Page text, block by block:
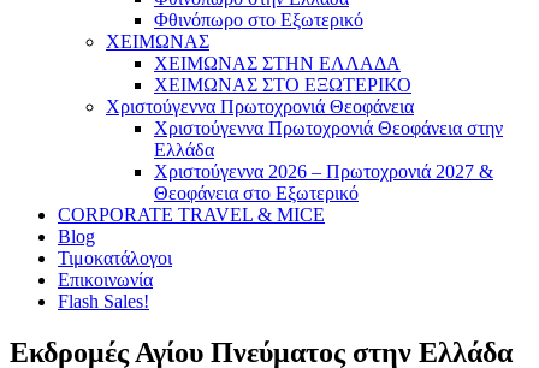
Φθινόπωρο στο Εξωτερικό
ΧΕΙΜΩΝΑΣ
ΧΕΙΜΩΝΑΣ ΣΤΗΝ ΕΛΛΑΔΑ
ΧΕΙΜΩΝΑΣ ΣΤΟ ΕΞΩΤΕΡΙΚΟ
Χριστούγεννα Πρωτοχρονιά Θεοφάνεια
Χριστούγεννα Πρωτοχρονιά Θεοφάνεια στην
Ελλάδα
Χριστούγεννα 2026 – Πρωτοχρονιά 2027 &
Θεοφάνεια στο Εξωτερικό
CORPORATE TRAVEL & MICE
Blog
Τιμοκατάλογοι
Επικοινωνία
Flash Sales!
Εκδρομές Αγίου Πνεύματος στην Ελλάδα